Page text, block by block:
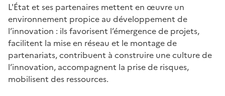
L'État et ses partenaires mettent en œuvre un
environnement propice au développement de
l’innovation : ils favorisent l’émergence de projets,
facilitent la mise en réseau et le montage de
partenariats, contribuent à construire une culture de
l’innovation, accompagnent la prise de risques,
mobilisent des ressources.